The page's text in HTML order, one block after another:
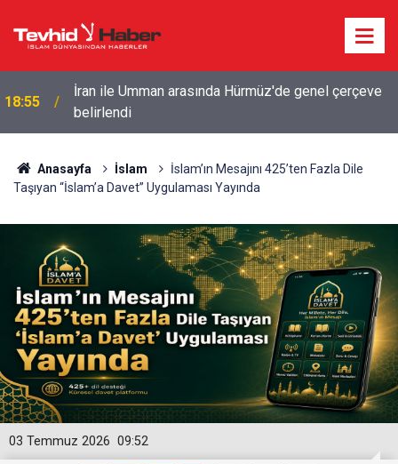
18:55
İran ile Umman arasında Hürmüz'de genel çerçeve
belirlendi
Anasayfa İslam
İslam’ın Mesajını 425’ten Fazla Dile
Taşıyan “İslam’a Davet” Uygulaması Yayında
09:52
03 Temmuz 2026